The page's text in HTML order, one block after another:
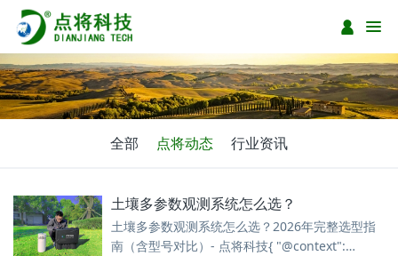
全部 点将动态 行业资讯
土壤多参数观测系统怎么选？
土壤多参数观测系统怎么选？2026年完整选型指
南（含型号对比）- 点将科技{ "@context":